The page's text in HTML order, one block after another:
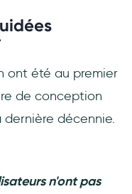
ont été au premier
de conception
décennie.
n'ont pas